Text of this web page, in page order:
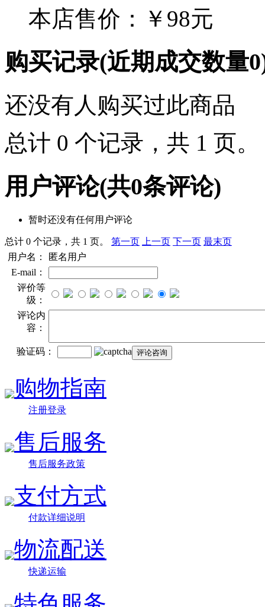
本店售价：
￥98元
购买记录(近期成交数量0
还没有人购买过此商品
总计 0 个记录，共 1 页。
用户评论(共0条评论)
暂时还没有任何用户评论
总计 0 个记录，共 1 页。 第一页 上一页 下一页 最末页
用户名：
匿名用户
E-mail：
评价等
级：
评论内
容：
验证码：
购物指南
注册登录
售后服务
售后服务政策
支付方式
付款详细说明
物流配送
快递运输